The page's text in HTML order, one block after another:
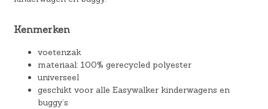
Kenmerken
voetenzak
materiaal: 100% gerecycled polyester
universeel
geschikt voor alle Easywalker kinderwagens en
buggy’s